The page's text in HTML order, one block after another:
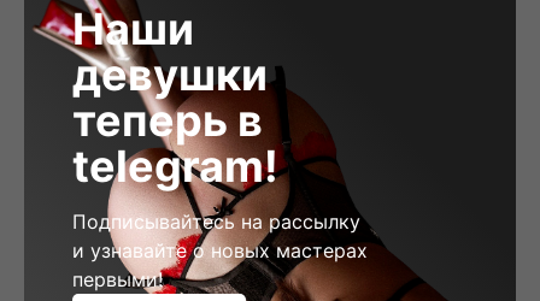
Вера, 23
Рост: 178 Вес: 58 Грудь: 2
Наши
девушки
теперь в
telegram!
Подписывайтесь на рассылку
и узнавайте о новых мастерах
первыми!